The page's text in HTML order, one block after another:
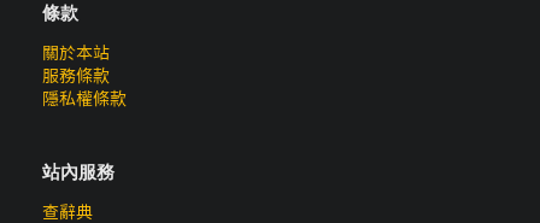
條款
關於本站
服務條款
隱私權條款
站內服務
查辭典